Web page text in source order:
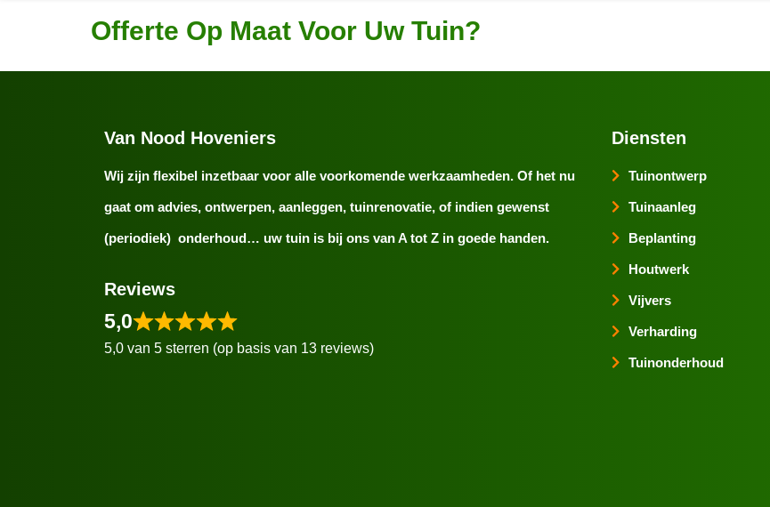
Offerte Op Maat Voor Uw Tuin?
Van Nood Hoveniers
Wij zijn flexibel inzetbaar voor alle voorkomende werkzaamheden. Of het nu
gaat om advies, ontwerpen, aanleggen, tuinrenovatie, of indien gewenst
(periodiek) onderhoud… uw tuin is bij ons van A tot Z in goede handen.
Reviews
5,0
5,0 van 5 sterren (op basis van 13 reviews)
Diensten
Tuinontwerp
Tuinaanleg
Beplanting
Houtwerk
Vijvers
Verharding
Tuinonderhoud